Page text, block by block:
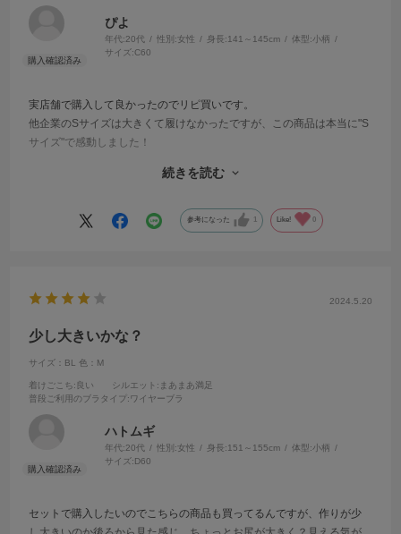
ぴよ
年代:20代 性別:女性 身長:141～145cm 体型:小柄
サイズ:C60
実店舗で購入して良かったのでリピ買いです。
他企業のSサイズは大きくて履けなかったですが、この商品は本当に"S
サイズ"で感動しました！
ブラはU字ワイヤーが自分には合わないので残念ですが、L字ワイヤー
しいです！
続きを読む
参考になった 1 Like! 0
2024.5.20
少し大きいかな？
サイズ：BL 色：M
着けごこち:良い シルエット :まあまあ満足
普段ご利用のブラタイプ :ワイヤーブラ
ハトムギ
年代:20代 性別:女性 身長:151～155cm 体型:小柄
サイズ:D60
セットで購入したいのでこちらの商品も買ってるんですが、作りが少